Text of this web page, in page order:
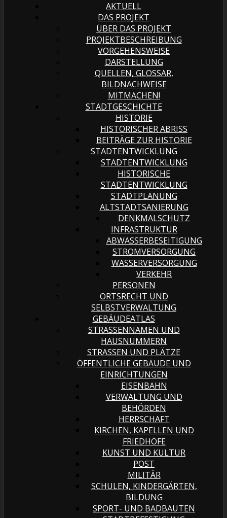
AKTUELL
DAS PROJEKT
ÜBER DAS PROJEKT
PROJEKTBESCHREIBUNG
VORGEHENSWEISE
DARSTELLUNG
QUELLEN, GLOSSAR,
BILDNACHWEISE
MITMACHEN!
STADTGESCHICHTE
HISTORIE
HISTORISCHER ABRISS
BEITRÄGE ZUR HISTORIE
STADTENTWICKLUNG
STADTENTWICKLUNG
HISTORISCHE
STADTENTWICKLUNG
STADTPLANUNG
ALTSTADTSANIERUNG
DENKMALSCHUTZ
INFRASTRUKTUR
ABWASSERBESEITIGUNG
STROMVERSORGUNG
WASSERVERSORGUNG
VERKEHR
PERSONEN
ORTSRECHT UND
SELBSTVERWALTUNG
GEBÄUDEATLAS
STRASSENNAMEN UND H
AUSNUMMERN
STRASSEN UND PLÄTZE
ÖFFENTLICHE GEBÄUDE UND
EINRICHTUNGEN
EISENBAHN
VERWALTUNG UND
BEHÖRDEN
HERRSCHAFT
KIRCHEN, KAPELLEN UND
FRIEDHÖFE
KUNST UND KULTUR
POST
MILITÄR
SCHULEN, KINDERGÄRTEN,
BILDUNG
SPORT- UND BADBAUTEN